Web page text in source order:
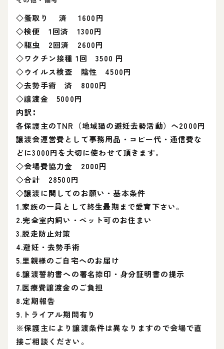
◇蚤取り 済 1600円
◇検便 1回済 1300円
◇駆虫 2回済 2600円
◇ワクチン接種 1回 3500 円
◇ウイルス検査 陰性 4500円
◇去勢手術 済 8000円
◇譲渡金 5000円
内訳∶
各保護主のTNR（地域猫の避妊去勢活動）へ2000円
譲渡会運営費として事務用品・コピー代・通信費な
どに3000円を大切に使わせて頂きます。
◇会場費協力金 2000円
◇合計 28500円
◇譲渡に関してのお願い・基本条件
1.家族の一員として終生最期まで愛育下さい。
2.完全室内飼い・ペット可のお住まい
3.脱走防止対策
4.避妊・去勢手術
5.里親様のご自宅へのお届け
6.譲渡誓約書への署名捺印・身分証明書の提示
7.医療費譲渡金のご負担
8.定期報告
9.トライアル期間有り
※保護主により譲渡条件は異なりますので会場で直
接ご相談ください。